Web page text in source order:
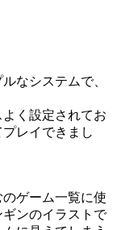
なシステムで、
く設定されてお
レイできまし
ゲーム一覧に使
ンのイラストで